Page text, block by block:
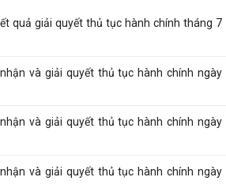
quả giải quyết thủ tục hành chính tháng 7
và giải quyết thủ tục hành chính ngày
và giải quyết thủ tục hành chính ngày
và giải quyết thủ tục hành chính ngày